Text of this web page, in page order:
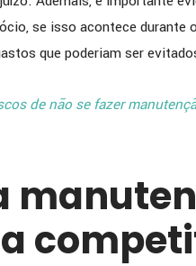
se isso acontece durante
que poderiam ser
de não se fazer